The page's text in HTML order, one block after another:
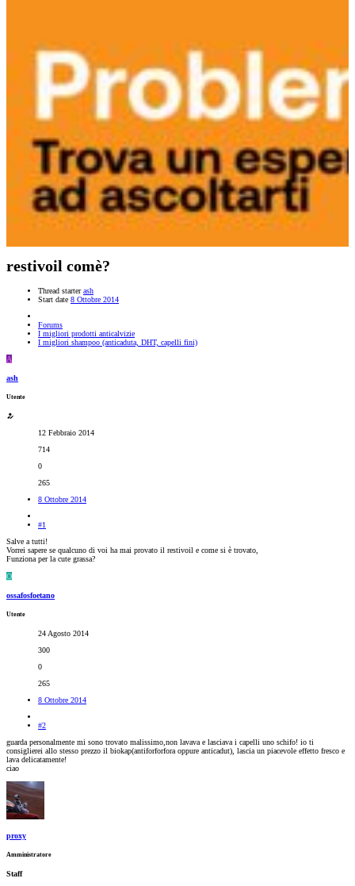
restivoil comè?
Thread starter ash
Start date 8 Ottobre 2014
Forums
I migliori prodotti anticalvizie
I migliori shampoo (anticaduta, DHT, capelli fini)
A
ash
Utente
12 Febbraio 2014
714
0
265
8 Ottobre 2014
#1
Salve a tutti!
Vorrei sapere se qualcuno di voi ha mai provato il restivoil e come si è trovato,
Funziona per la cute grassa?
O
ossafosfoetano
Utente
24 Agosto 2014
300
0
265
8 Ottobre 2014
#2
guarda personalmente mi sono trovato malissimo,non lavava e lasciava i capelli uno schifo! io ti
consiglierei allo stesso prezzo il biokap(antiforforfora oppure anticadut), lascia un piacevole effetto fresco e
lava delicatamente!
ciao
proxy
Amministratore
Staff